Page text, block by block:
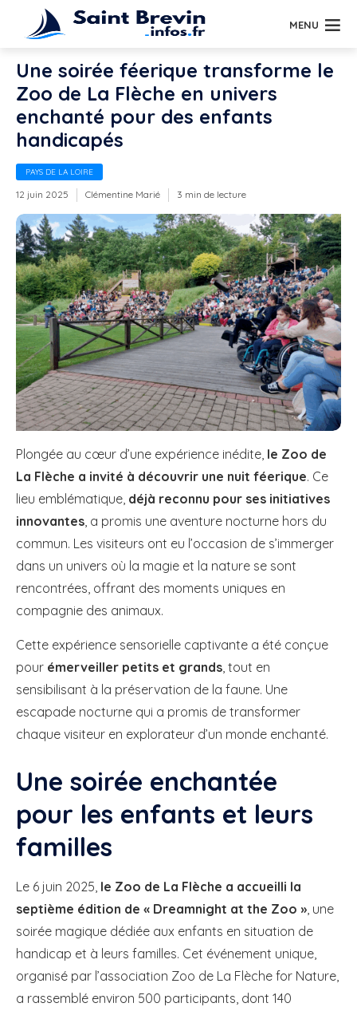
MENU
Une soirée féerique transforme le
Zoo de La Flèche en univers
enchanté pour des enfants
handicapés
PAYS DE LA LOIRE
12 juin 2025 Clémentine Marié 3 min de lecture
Plongée au cœur d’une expérience inédite, le Zoo de
La Flèche a invité à découvrir une nuit féerique. Ce
lieu emblématique, déjà reconnu pour ses initiatives
innovantes , a promis une aventure nocturne hors du
commun. Les visiteurs ont eu l’occasion de s’immerger
dans un univers où la magie et la nature se sont
rencontrées, offrant des moments uniques en
compagnie des animaux.
Cette expérience sensorielle captivante a été conçue
pour émerveiller petits et grands , tout en
sensibilisant à la préservation de la faune. Une
escapade nocturne qui a promis de transformer
chaque visiteur en explorateur d’un monde enchanté.
Une soirée enchantée
pour les enfants et leurs
familles
Le 6 juin 2025, le Zoo de La Flèche a accueilli la
septième édition de « Dreamnight at the Zoo » , une
soirée magique dédiée aux enfants en situation de
handicap et à leurs familles. Cet événement unique,
organisé par l’association Zoo de La Flèche for Nature,
a rassemblé environ 500 participants, dont 140